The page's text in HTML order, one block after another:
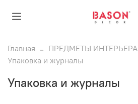
Главная
ПРЕДМЕТЫ ИНТЕРЬЕРА
Упаковка и журналы
Упаковка и журналы